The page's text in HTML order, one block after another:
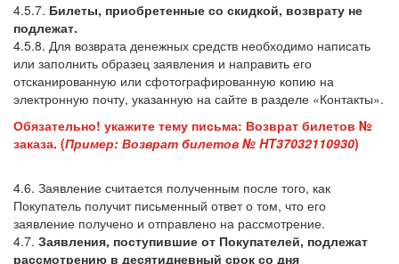
4.5.7. Билеты, приобретенные со скидкой, возврату не
подлежат.
4.5.8. Для возврата денежных средств необходимо написать
или заполнить образец заявления и направить его
отсканированную или сфотографированную копию на
электронную почту, указанную на сайте в разделе «Контакты».
Обязательно! укажите тему письма: Возврат билетов №
заказа. (Пример: Возврат билетов № HT37032110930)
4.6. Заявление считается полученным после того, как
Покупатель получит письменный ответ о том, что его
заявление получено и отправлено на рассмотрение.
4.7. Заявления, поступившие от Покупателей, подлежат
рассмотрению в десятидневный срок со дня